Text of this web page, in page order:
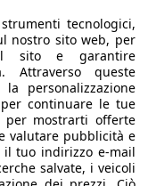
per la correttezza
Torna su
europeo.
tecnologici,
nostro sito web, per
sito e garantire
Attraverso queste
personalizzazione
continuare le tue
per mostrarti offerte
valutare pubblicità e
il tuo indirizzo e-mail
salvate, i veicoli